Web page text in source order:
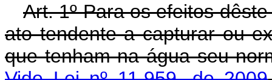
Art. 1º Para os efeitos
ato tendente a capturar ou
que tenham na água seu